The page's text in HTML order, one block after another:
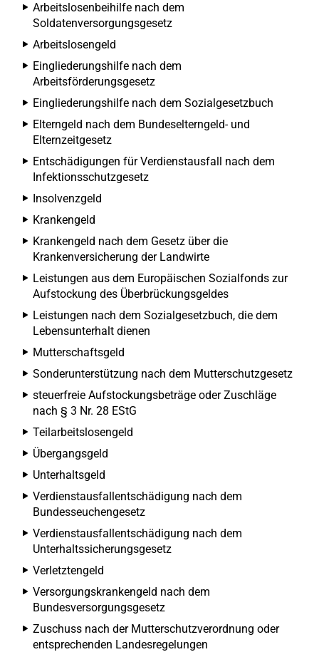
Arbeitslosenbeihilfe nach dem
Soldatenversorgungsgesetz
Arbeitslosengeld
Eingliederungshilfe nach dem
Arbeitsförderungsgesetz
Eingliederungshilfe nach dem Sozialgesetzbuch
Elterngeld nach dem Bundeselterngeld- und
Elternzeitgesetz
Entschädigungen für Verdienstausfall nach dem
Infektionsschutzgesetz
Insolvenzgeld
Krankengeld
Krankengeld nach dem Gesetz über die
Krankenversicherung der Landwirte
Leistungen aus dem Europäischen Sozialfonds zur
Aufstockung des Überbrückungsgeldes
Leistungen nach dem Sozialgesetzbuch, die dem
Lebensunterhalt dienen
Mutterschaftsgeld
Sonderunterstützung nach dem Mutterschutzgesetz
steuerfreie Aufstockungsbeträge oder Zuschläge
nach § 3 Nr. 28 EStG
Teilarbeitslosengeld
Übergangsgeld
Unterhaltsgeld
Verdienstausfallentschädigung nach dem
Bundesseuchengesetz
Verdienstausfallentschädigung nach dem
Unterhaltssicherungsgesetz
Verletztengeld
Versorgungskrankengeld nach dem
Bundesversorgungsgesetz
Zuschuss nach der Mutterschutzverordnung oder
entsprechenden Landesregelungen